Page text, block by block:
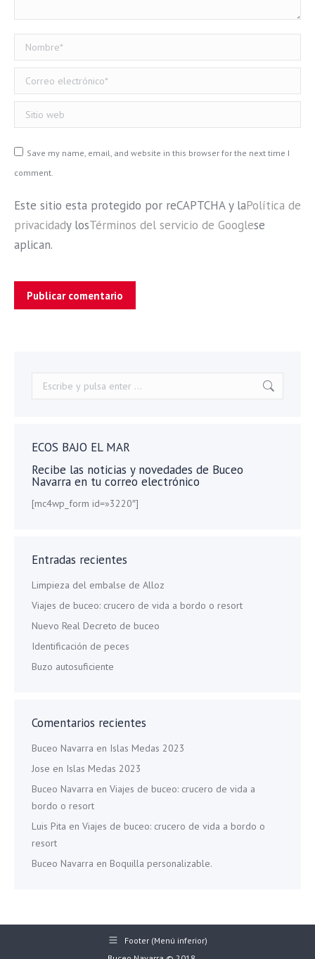
Nombre *
Correo electrónico *
Sitio web
Save my name, email, and website in this browser for the next time I
comment.
Este sitio esta protegido por reCAPTCHA y laPolítica de
privacidady losTérminos del servicio de Googlese
aplican.
Publicar comentario
Buscar:
ECOS BAJO EL MAR
Recibe las noticias y novedades de Buceo
Navarra en tu correo electrónico
[mc4wp_form id=»3220″]
Entradas recientes
Limpieza del embalse de Alloz
Viajes de buceo: crucero de vida a bordo o resort
Nuevo Real Decreto de buceo
Identificación de peces
Buzo autosuficiente
Comentarios recientes
Buceo Navarra en Islas Medas 2023
Jose en Islas Medas 2023
Buceo Navarra en Viajes de buceo: crucero de vida a
bordo o resort
Luis Pita en Viajes de buceo: crucero de vida a bordo o
resort
Buceo Navarra en Boquilla personalizable.
Footer (Menú inferior)